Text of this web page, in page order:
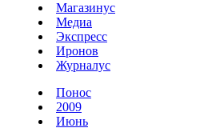
Магазинус
Медиа
Экспресс
Иронов
Журналус
Понос
2009
Июнь